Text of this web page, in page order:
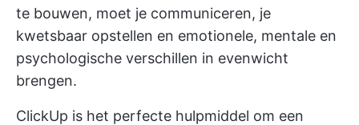
te bouwen, moet je communiceren, je
kwetsbaar opstellen en emotionele, mentale en
psychologische verschillen in evenwicht
brengen.
ClickUp is het perfecte hulpmiddel om een